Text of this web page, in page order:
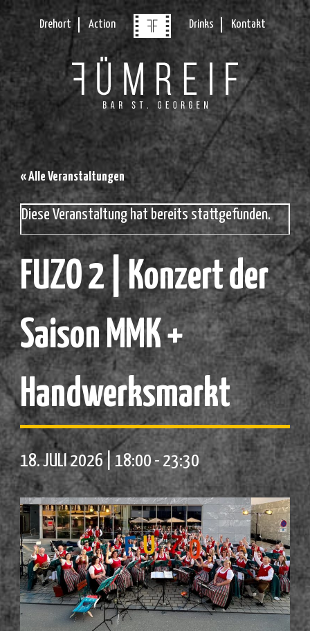
Drehort Action Drinks Kontakt
« Alle Veranstaltungen
Diese Veranstaltung hat bereits stattgefunden.
FUZO 2 | Konzert der
Saison MMK +
Handwerksmarkt
18. JULI 2026 | 18:00-23:30